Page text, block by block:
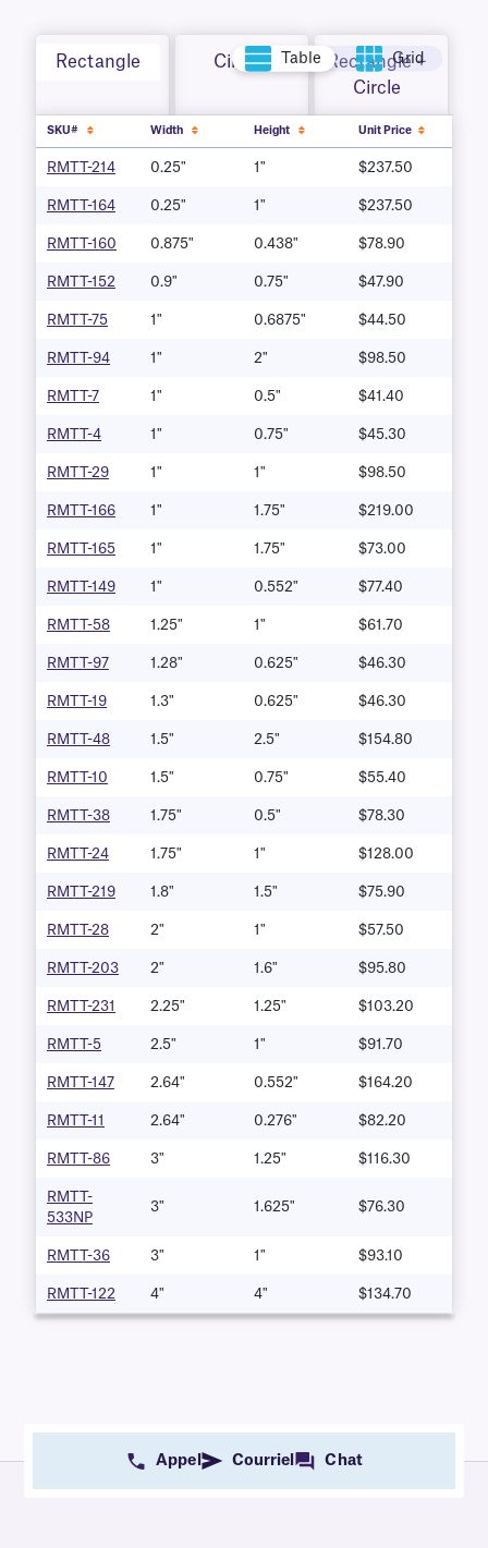
Rectangle Circle
Rectangle +
Circle
Table Grid
SKU# Width Height Unit Price
RMTT-214 0.25" 1" $237.50
RMTT-164 0.25" 1" $237.50
RMTT-160 0.875" 0.438" $78.90
RMTT-152 0.9" 0.75" $47.90
RMTT-75 1" 0.6875" $44.50
RMTT-94 1" 2" $98.50
RMTT-7 1" 0.5" $41.40
RMTT-4 1" 0.75" $45.30
RMTT-29 1" 1" $98.50
RMTT-166 1" 1.75" $219.00
RMTT-165 1" 1.75" $73.00
RMTT-149 1" 0.552" $77.40
RMTT-58 1.25" 1" $61.70
RMTT-97 1.28" 0.625" $46.30
RMTT-19 1.3" 0.625" $46.30
RMTT-48 1.5" 2.5" $154.80
RMTT-10 1.5" 0.75" $55.40
RMTT-38 1.75" 0.5" $78.30
RMTT-24 1.75" 1" $128.00
RMTT-219 1.8" 1.5" $75.90
RMTT-28 2" 1" $57.50
RMTT-203 2" 1.6" $95.80
RMTT-231 2.25" 1.25" $103.20
RMTT-5 2.5" 1" $91.70
RMTT-147 2.64" 0.552" $164.20
RMTT-11 2.64" 0.276" $82.20
RMTT-86 3" 1.25" $116.30
RMTT-
533NP
3" 1.625" $76.30
RMTT-36 3" 1" $93.10
RMTT-122 4" 4" $134.70
Appel Courriel Chat